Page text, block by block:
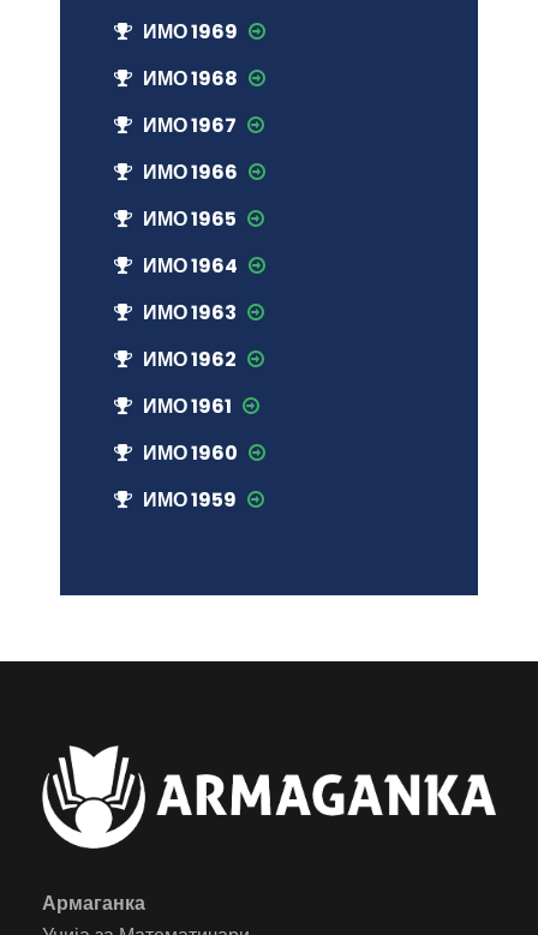
ИМО 1969
ИМО 1968
ИМО 1967
ИМО 1966
ИМО 1965
ИМО 1964
ИМО 1963
ИМО 1962
ИМО 1961
ИМО 1960
ИМО 1959
Армаганка